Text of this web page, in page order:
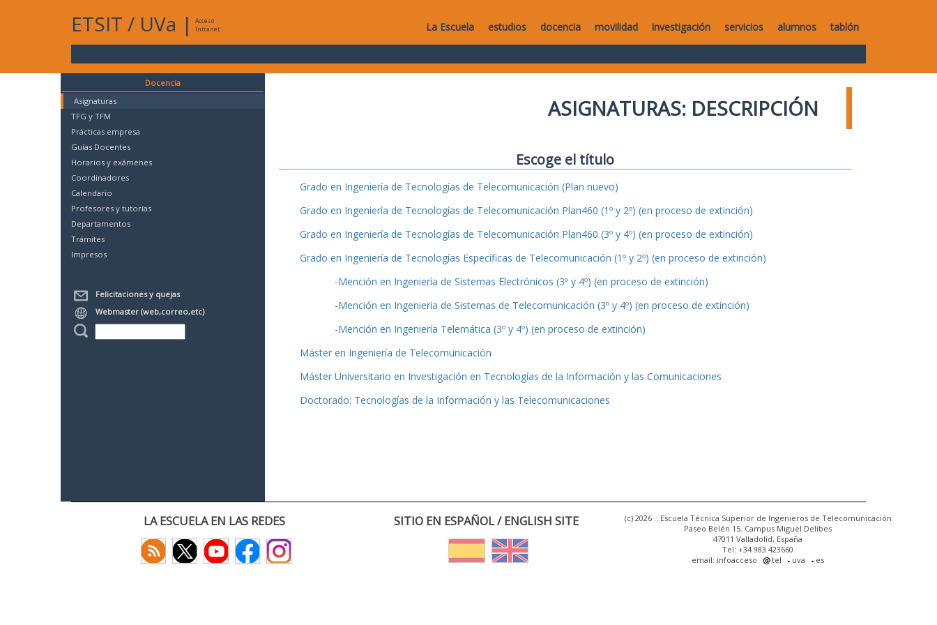
ETSIT / UVa |
Acceso
Intranet
La Escuela estudios docencia movilidad investigación servicios alumnos tablón
Docencia
Asignaturas
TFG y TFM
Prácticas empresa
Guías Docentes
Horarios y exámenes
Coordinadores
Calendario
Profesores y tutorías
Departamentos
Trámites
Impresos
Felicitaciones y quejas
Webmaster (web,correo,etc)
ASIGNATURAS: DESCRIPCIÓN
Escoge el título
Grado en Ingeniería de Tecnologías de Telecomunicación (Plan nuevo)
Grado en Ingeniería de Tecnologías de Telecomunicación Plan460 (1º y 2º) (en proceso de extinción)
Grado en Ingeniería de Tecnologías de Telecomunicación Plan460 (3º y 4º) (en proceso de extinción)
Grado en Ingeniería de Tecnologías Específicas de Telecomunicación (1º y 2º) (en proceso de extinción)
-Mención en Ingeniería de Sistemas Electrónicos (3º y 4º) (en proceso de extinción)
-Mención en Ingeniería de Sistemas de Telecomunicación (3º y 4º) (en proceso de extinción)
-Mención en Ingeniería Telemática (3º y 4º) (en proceso de extinción)
Máster en Ingeniería de Telecomunicación
Máster Universitario en Investigación en Tecnologías de la Información y las Comunicaciones
Doctorado: Tecnologías de la Información y las Telecomunicaciones
LA ESCUELA EN LAS REDES SITIO EN ESPAÑOL / ENGLISH SITE
(c) 2026 :: Escuela Técnica Superior de Ingenieros de Telecomunicación
Paseo Belén 15. Campus Miguel Delibes
47011 Valladolid, España
Tel: +34 983 423660
email: infoacceso
tel uva es